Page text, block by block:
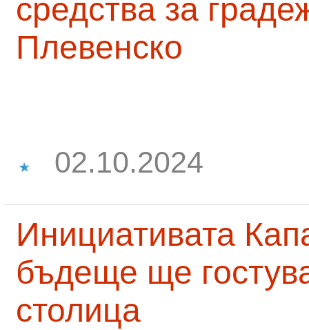
средства за
Плевенско
02.10.2024
Инициативата
бъдеще ще
столица